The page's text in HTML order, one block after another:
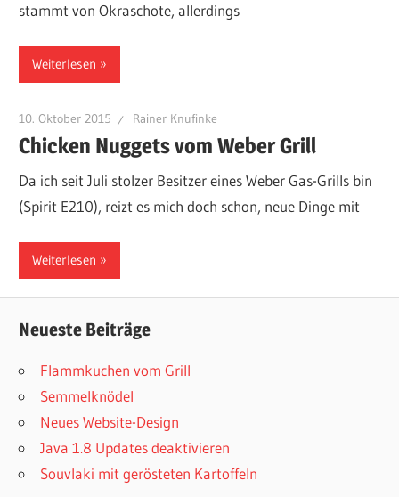
stammt von Okraschote, allerdings
Weiterlesen
10. Oktober 2015 Rainer Knufinke
Chicken Nuggets vom Weber Grill
Da ich seit Juli stolzer Besitzer eines Weber Gas-Grills bin
(Spirit E210), reizt es mich doch schon, neue Dinge mit
Weiterlesen
Neueste Beiträge
Flammkuchen vom Grill
Semmelknödel
Neues Website-Design
Java 1.8 Updates deaktivieren
Souvlaki mit gerösteten Kartoffeln